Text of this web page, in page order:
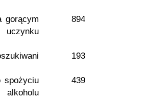
gorącym
uczynku
894
193
spożyciu
alkoholu
439